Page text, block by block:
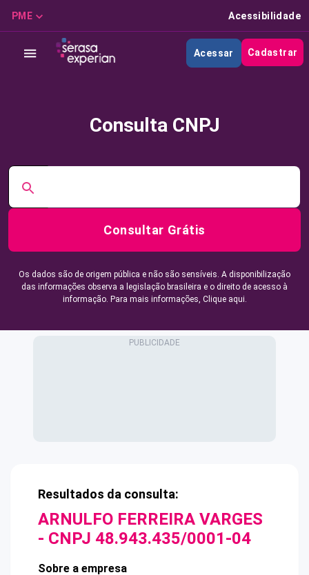
PME Acessibilidade
Acessar Cadastrar
Consulta CNPJ
Consultar Grátis
Os dados são de origem pública e não são sensíveis. A disponibilização
das informações observa a legislação brasileira e o direito de acesso à
informação. Para mais informações, Clique aqui.
Resultados da consulta:
ARNULFO FERREIRA VARGES
- CNPJ 48.943.435/0001-04
Sobre a empresa